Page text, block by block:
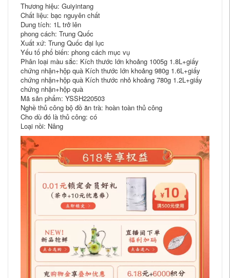
Thương hiệu: Guiyintang
Chất liệu: bạc nguyên chất
Dung tích: 1L trở lên
phong cách: Trung Quốc
Xuất xứ: Trung Quốc đại lục
Yếu tố phổ biến: phong cách mục vụ
Phân loại màu sắc: Kích thước lớn khoảng 1005g 1.8L+giấy
chứng nhận+hộp quà Kích thước lớn khoảng 980g 1.6L+giấy
chứng nhận+hộp quà Kích thước nhỏ khoảng 780g 1.2L+giấy
chứng nhận+hộp quà
Mã sản phẩm: YSSH220503
Nghề thủ công bộ đồ ăn trà: hoàn toàn thủ công
Cho dù đó là thủ công: có
Loại nồi: Nâng